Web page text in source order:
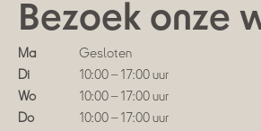
Bezoek onze
Ma
Gesloten
Di
10:00 – 17:00 uur
Wo
10:00 – 17:00 uur
Do
10:00 – 17:00 uur